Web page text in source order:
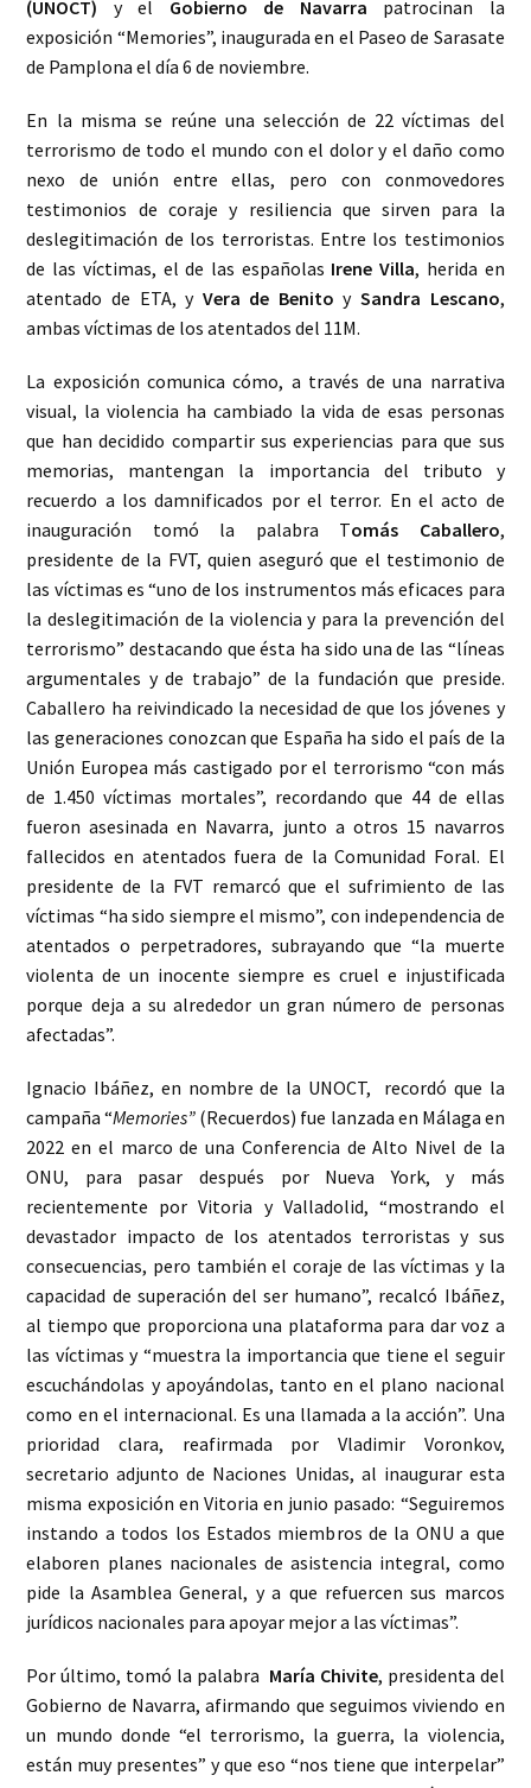
(UNOCT) y el Gobierno de Navarra patrocinan la
exposición “Memories”, inaugurada en el Paseo de Sarasate
de Pamplona el día 6 de noviembre.
En la misma se reúne una selección de 22 víctimas del
terrorismo de todo el mundo con el dolor y el daño como
nexo de unión entre ellas, pero con conmovedores
testimonios de coraje y resiliencia que sirven para la
deslegitimación de los terroristas. Entre los testimonios
de las víctimas, el de las españolas Irene Villa, herida en
atentado de ETA, y Vera de Benito ySandra Lescano,
ambas víctimas de los atentados del 11M.
La exposición comunica cómo, a través de una narrativa
visual, la violencia ha cambiado la vida de esas personas
que han decidido compartir sus experiencias para que sus
memorias, mantengan la importancia del tributo y
recuerdo a los damnificados por el terror. En el acto de
inauguración tomó la palabra Tomás Caballero,
presidente de la FVT, quien aseguró que el testimonio de
las víctimas es “uno de los instrumentos más eficaces para
la deslegitimación de la violencia y para la prevención del
terrorismo” destacando que ésta ha sido una de las “líneas
argumentales y de trabajo” de la fundación que preside.
Caballero ha reivindicado la necesidad de que los jóvenes y
las generaciones conozcan que España ha sido el país de la
Unión Europea más castigado por el terrorismo “con más
de 1.450 víctimas mortales”, recordando que 44 de ellas
fueron asesinada en Navarra, junto a otros 15 navarros
fallecidos en atentados fuera de la Comunidad Foral. El
presidente de la FVT remarcó que el sufrimiento de las
víctimas “ha sido siempre el mismo”, con independencia de
atentados o perpetradores, subrayando que “la muerte
violenta de un inocente siempre es cruel e injustificada
porque deja a su alrededor un gran número de personas
afectadas”.
Ignacio Ibáñez, en nombre de la UNOCT, recordó que la
campaña “Memories” (Recuerdos) fue lanzada en Málaga en
2022 en el marco de una Conferencia de Alto Nivel de la
ONU, para pasar después por Nueva York, y más
recientemente por Vitoria y Valladolid, “mostrando el
devastador impacto de los atentados terroristas y sus
consecuencias, pero también el coraje de las víctimas y la
capacidad de superación del ser humano”, recalcó Ibáñez,
al tiempo que proporciona una plataforma para dar voz a
las víctimas y “muestra la importancia que tiene el seguir
escuchándolas y apoyándolas, tanto en el plano nacional
como en el internacional. Es una llamada a la acción”. Una
prioridad clara, reafirmada por Vladimir Voronkov,
secretario adjunto de Naciones Unidas, al inaugurar esta
misma exposición en Vitoria en junio pasado: “Seguiremos
instando a todos los Estados miembros de la ONU a que
elaboren planes nacionales de asistencia integral, como
pide la Asamblea General, y a que refuercen sus marcos
jurídicos nacionales para apoyar mejor a las víctimas”.
Por último, tomó la palabra María Chivite, presidenta del
Gobierno de Navarra, afirmando que seguimos viviendo en
un mundo donde “el terrorismo, la guerra, la violencia,
están muy presentes” y que eso “nos tiene que interpelar”